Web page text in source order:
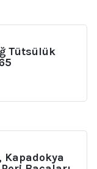
Tütsülük
Kapadokya